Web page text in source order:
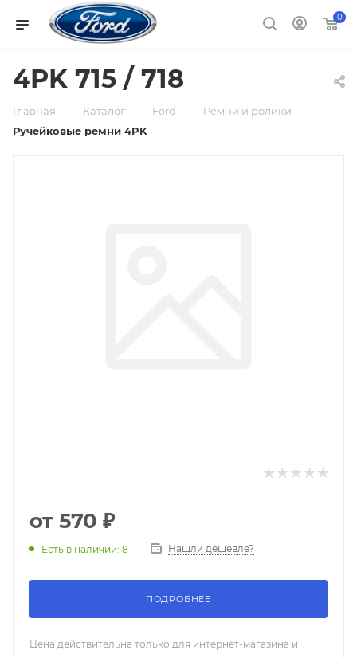
0
4PK 715 / 718
Главная — Каталог — Ford — Ремни и ролики —
Ручейковые ремни 4PK
от 570 ₽
Есть в наличии: 8 Нашли дешевле?
ПОДРОБНЕЕ
Цена действительна только для интернет-магазина и